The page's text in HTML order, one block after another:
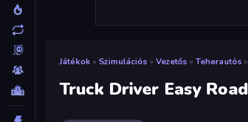
Játékok » Szimulációs » Vezetős » Teherautós »
Truck Driver Easy Road